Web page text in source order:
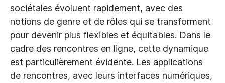
sociétales évoluent rapidement, avec des
notions de genre et de rôles qui se transforment
pour devenir plus flexibles et équitables. Dans le
cadre des rencontres en ligne, cette dynamique
est particulièrement évidente. Les applications
de rencontres, avec leurs interfaces numériques,